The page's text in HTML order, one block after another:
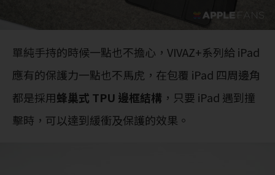
單純手持的時候一點也不擔心，VIVAZ+系列給 iPad
應有的保護力一點也不馬虎，在包覆 iPad 四周邊角
都是採用蜂巢式 TPU 邊框結構 ，只要 iPad 遇到撞
擊時，可以達到緩衝及保護的效果。